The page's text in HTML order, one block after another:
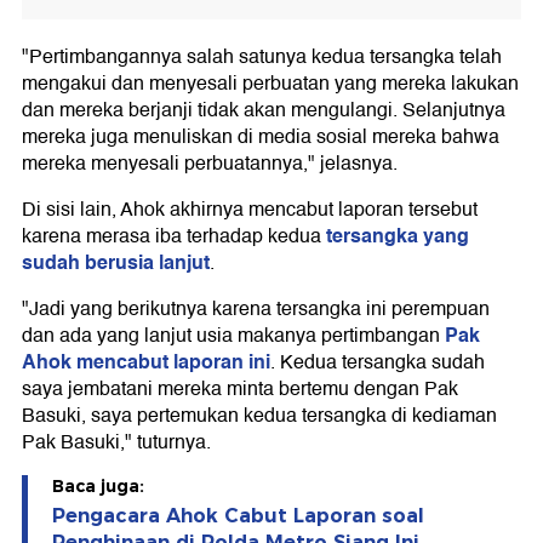
"Pertimbangannya salah satunya kedua tersangka telah
mengakui dan menyesali perbuatan yang mereka lakukan
dan mereka berjanji tidak akan mengulangi. Selanjutnya
mereka juga menuliskan di media sosial mereka bahwa
mereka menyesali perbuatannya," jelasnya.
Di sisi lain, Ahok akhirnya mencabut laporan tersebut
karena merasa iba terhadap keduatersangka yang
sudah berusia lanjut.
"Jadi yang berikutnya karena tersangka ini perempuan
dan ada yang lanjut usia makanya pertimbangan Pak
Ahok mencabut laporan ini. Kedua tersangka sudah
saya jembatani mereka minta bertemu dengan Pak
Basuki, saya pertemukan kedua tersangka di kediaman
Pak Basuki," tuturnya.
Baca juga:
Pengacara Ahok Cabut Laporan soal